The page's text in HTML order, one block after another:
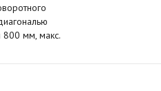
мм, макс.